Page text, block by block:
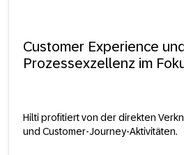
Customer Experience und
Prozessexzellenz im
Hilti profitiert von der direkten
und Customer-Journey-Aktivitäten.